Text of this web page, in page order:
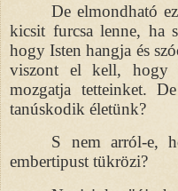
De elmondható
kicsit furcsa lenne, ha
hogy Isten hangja és
viszont el kell,
mozgatja tetteinket.
tanúskodik életünk?
S nem arról-e,
embertipust tükrözi?